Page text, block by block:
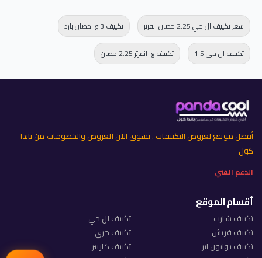
سعر تكييف ال جي 2.25 حصان انفرتر تكييف lg 3 حصان بارد
تكييف ال جي 1.5 تكييف lg انفرتر 2.25 حصان
أفضل موقع لعروض التكييفات . تسوق الان العروض والخصومات من باندا
كول
الدعم الفني
أقسام الموقع
تكييف شارب
تكييف ال جي
تكييف فريش
تكييف جري
تكييف يونيون اير
تكييف كاريير